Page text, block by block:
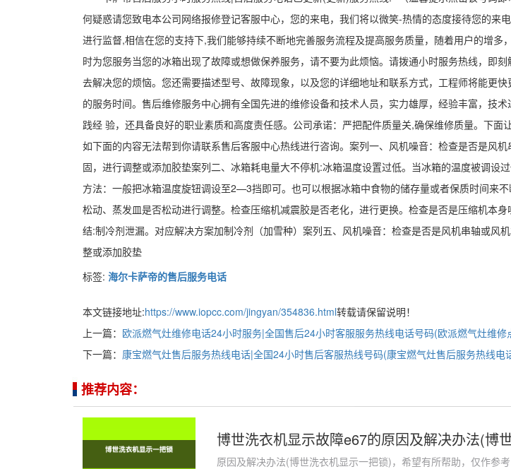
何疑惑请您致电本公司网络报修登记客服中心，您的来电，我们将以微笑-热情的态度接待您的
进行监督,相信在您的支持下,我们能够持续不断地完善服务流程及提高服务质量，随着用户的增
时为您服务当您的冰箱出现了故障或想做保养服务，请不要为此烦恼。请拨通小时服务热线，即
去解决您的烦恼。您还需要描述型号、故障现象，以及您的详细地址和联系方式，工程师将能更
的服务时间。售后维修服务中心拥有全国先进的维修设备和技术人员，实力雄厚，经验丰富，技
践经 验，还具备良好的职业素质和高度责任感。公司承诺：严把配件质量关,确保维修质量。下面
如下面的内容无法帮到你请联系售后客服中心热线进行咨询。案列一、风机噪音：检查是否是风
固，进行调整或添加胶垫案列二、冰箱耗电量大不停机:冰箱温度设置过低。当冰箱的温度被调
方法：一般把冰箱温度旋钮调设至2—3挡即可。也可以根据冰箱中食物的储存量或者保质时间来
松动、蒸发皿是否松动进行调整。检查压缩机减震胶是否老化，进行更换。检查是否是压缩机本
结:制冷剂泄漏。对应解决方案加制冷剂（加雪种）案列五、风机噪音：检查是否是风机串轴或
整或添加胶垫
标签: 海尔卡萨帝的售后服务电话
本文链接地址:https://www.iopcc.com/jingyan/354836.html转载请保留说明！
上一篇： 欧派燃气灶维修电话24小时服务|全国售后24小时客服服务热线电话号码(欧派燃气灶维修
下一篇： 康宝燃气灶售后服务热线电话|全国24小时售后客服热线号码(康宝燃气灶售后服务热线电
推荐内容：
博世洗衣机显示故障e67的原因及解决办法(博
原因及解决办法(博世洗衣机显示一把锁)，希望有所帮助，仅作参